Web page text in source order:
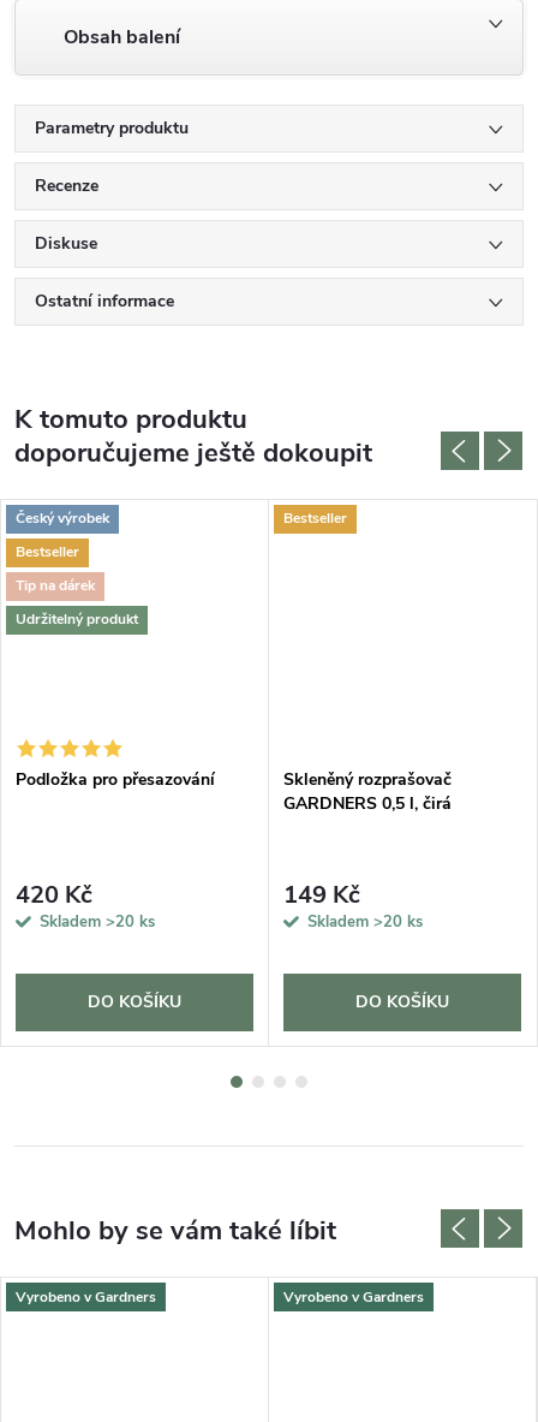
Obsah balení
Parametry produktu
Recenze
Diskuse
Ostatní informace
K tomuto produktu
doporučujeme ještě dokoupit
Český výrobek
Bestseller
Tip na dárek
Udržitelný produkt
Podložka pro přesazování
420 Kč
Skladem >20 ks
DO KOŠÍKU
Bestseller
Skleněný rozprašovač
GARDNERS 0,5 l, čirá
149 Kč
Skladem >20 ks
DO KOŠÍKU
Vyrobeno v Gardners Vyrobeno v Gardners